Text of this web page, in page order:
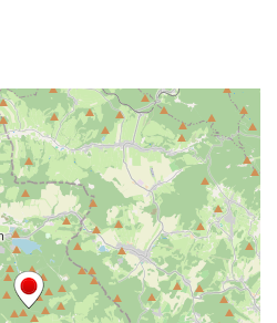
v ZOO Hluboká
město Šporkovo